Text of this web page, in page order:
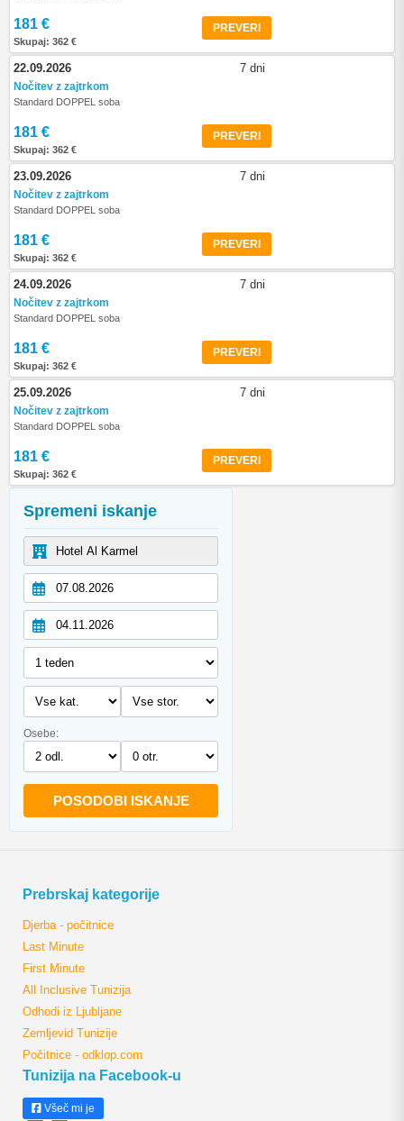
Spremeni iskanje
Osebe:
POSODOBI ISKANJE
181 €
Skupaj: 362 €
PREVERI
22.09.2026 7 dni
Nočitev z zajtrkom
Standard DOPPEL soba
181 €
Skupaj: 362 €
PREVERI
23.09.2026 7 dni
Nočitev z zajtrkom
Standard DOPPEL soba
181 €
Skupaj: 362 €
PREVERI
24.09.2026 7 dni
Nočitev z zajtrkom
Standard DOPPEL soba
181 €
Skupaj: 362 €
PREVERI
25.09.2026 7 dni
Nočitev z zajtrkom
Standard DOPPEL soba
181 €
Skupaj: 362 €
PREVERI
Prebrskaj kategorije
Djerba - počitnice
Last Minute
First Minute
All Inclusive Tunizija
Odhodi iz Ljubljane
Zemljevid Tunizije
Počitnice - odklop.com
Tunizija na Facebook-u
Všeč mi je